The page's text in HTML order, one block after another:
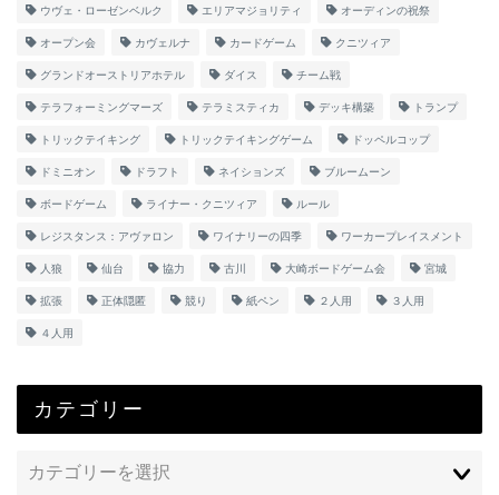
ウヴェ・ローゼンベルク エリアマジョリティ オーディンの祝祭
オープン会 カヴェルナ カードゲーム クニツィア
グランドオーストリアホテル ダイス チーム戦
テラフォーミングマーズ テラミスティカ デッキ構築 トランプ
トリックテイキング トリックテイキングゲーム ドッペルコップ
ドミニオン ドラフト ネイションズ ブルームーン
ボードゲーム ライナー・クニツィア ルール
レジスタンス：アヴァロン ワイナリーの四季 ワーカープレイスメント
人狼 仙台 協力 古川 大崎ボードゲーム会 宮城
拡張 正体隠匿 競り 紙ペン ２人用 ３人用
４人用
カテゴリー